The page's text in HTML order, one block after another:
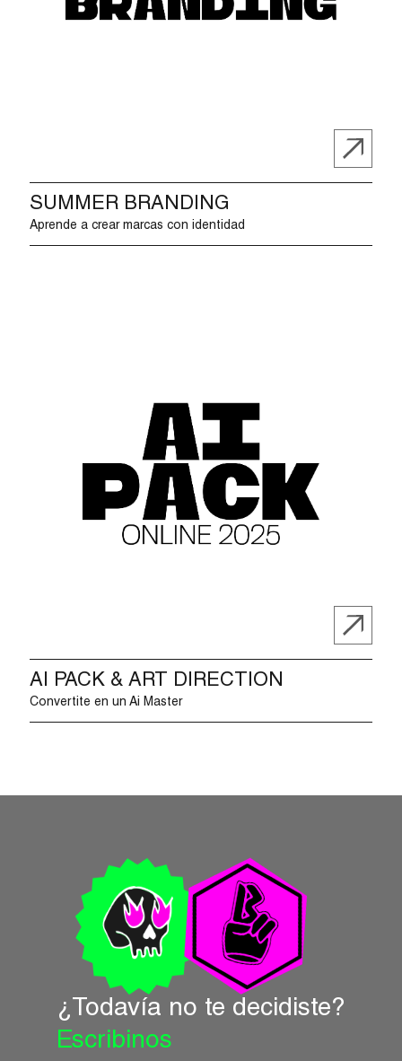
SUMMER BRANDING
Aprende a crear marcas con identidad
AI PACK & ART DIRECTION
Convertite en un Ai Master
¿Todavía no te decidiste?
Escribinos